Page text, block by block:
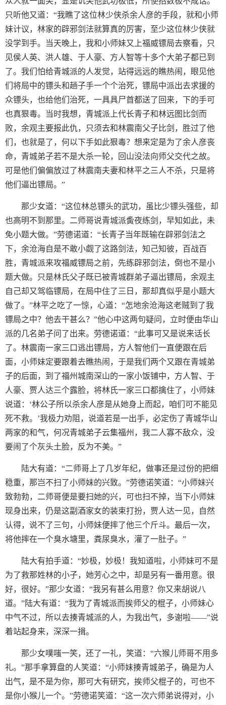
只听他又道：“我瞧了这位林少侠杀余人彦的手段，就和小师
妹计议，林家的辟邪剑法就算真的厉害，至少这位林少侠就
没学到手。当天晚上，我和小师妹又上福威镖局去察看，只
见侯人英、洪人雄、于人豪、方人智等十多个大弟子都已到
了。我们怕给青城派的人发觉，站得远远的瞧热闹，眼见他
们将局中的镖头和趟子手一个个治死，镖局中派出去求援的
众镖头，也给他们治死，一具具尸首都送了回来，下的手可
也真狠毒。当时我想，青城派上代长青子和林远图比剑而
败，余观主要报此仇，只须去和林震南父子比剑，胜过了他
们，也就是了，何以下手如此狠毒？想来定是为了余人彦丧
命，青城弟子若不是大杀一轮，回山没法向师父交代之故。
可是他们偏偏放过了林震南夫妻和林平之三人不杀，只是将
他们逼出镖局。”
那少女道：“这位林总镖头的武功，虽比少镖头强些，却
也高明不到那里。二师哥说青城派夤夜练剑，早知如此，未
免小题大做。”劳德诺道：“长青子当年既输在辟邪剑法之
下，余沧海自是不敢小觑了这路剑法，知己知彼，百战百
胜，青城派来攻福威镖局之前，先练辟邪剑法，倒也不是小
题大做。只是林氏父子既已被青城群弟子逼出镖局，余观主
自己却又驾临镖局，在局中住了三日，那却真似乎是小题大
做了。”林平之吃了一惊，心道：“怎地余沧海这老贼到了我
镖局之中？他去干甚么？”他心中这两句疑问，立时便由华山
派的几名弟子问了出来。劳德诺道：“此事可又是说来话长
了。林震南一家三口逃出镖局，方人智他们一直便跟在后
面，小师妹定要跟着去瞧热闹，于是我们两个又跟在青城弟
子的后面，到了福州城南深山的一家小饭铺中，方人智、于
人豪、贾人达三个露脸，将林氏一家三口都擒住了，小师妹
说道：‘林公子所以杀余人彦是从她身上而起，咱们可不能见
死不救。’我极力劝阻，说道若是一出手，必定伤了青城华山
两家的和气，何况青城弟子云集福州，我二人寡不敌众，没
要闹了个灰头土脸，反为不美。”
陆大有道：“二师哥上了几岁年纪，做事还是过份的把细
稳重，那岂不扫了小师妹的兴致。”劳德诺笑道：“小师妹兴
致勃勃，二师哥便是要扫她的兴，可也扫不掉，当下小师妹
现身出来，仍是这副酒家女的装束打扮，贾人达一见，自然
认得，说不了三句，小师妹便摔了他三个斤斗。最后一次，
将他摔在一个臭水塘里，粪尿臭水，灌了一肚子。”
陆大有拍手道：“妙极，妙极！我知道啦，小师妹可不是
为了救那姓林的小子，她芳心之中，却是另有一番用意。很
好，很好。”那少女道：“我另有甚么用意？你又来胡说八
道。”陆大有道：“我为了青城派而挨师父的棍子，小师妹心
中气不过，所以去揍青城派的人，为我出气，多谢啦——”说
着站起身来，深深一揖。
那少女噗嗤一笑，还了一礼，笑道：“六猴儿师哥不用多
礼。”那手拿算盘的人笑道：“小师妹揍青城弟子，确是为人
出气，是不是为你，那可大有研究，挨师父棍子的，可也不
是你小猴儿一个。”劳德诺笑道：“这一次六师弟说得对，小